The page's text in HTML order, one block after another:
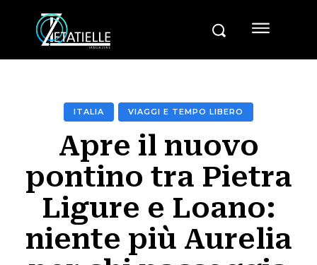
ITALIA VIAGGI E TEMPO LIBERO
Apre il nuovo
pontino tra Pietra
Ligure e Loano:
niente più Aurelia